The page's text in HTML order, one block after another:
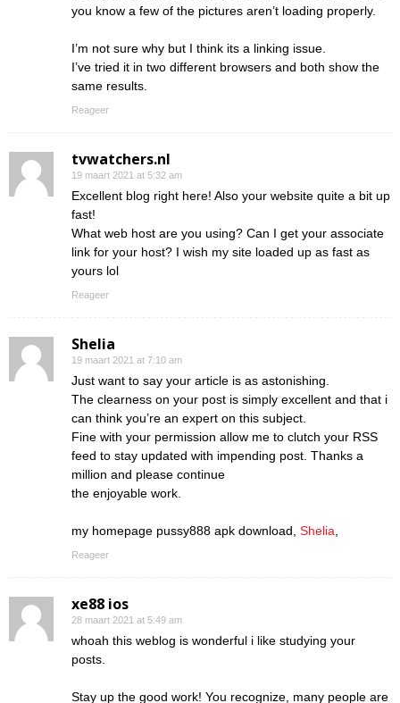
you know a few of the pictures aren’t loading properly.
I’m not sure why but I think its a linking issue.
I’ve tried it in two different browsers and both show the
same results.
Reageer
tvwatchers.nl
19 maart 2021 at 5:32 am
Excellent blog right here! Also your website quite a bit up
fast!
What web host are you using? Can I get your associate
link for your host? I wish my site loaded up as fast as
yours lol
Reageer
Shelia
19 maart 2021 at 7:10 am
Just want to say your article is as astonishing.
The clearness on your post is simply excellent and that i
can think you’re an expert on this subject.
Fine with your permission allow me to clutch your RSS
feed to stay updated with impending post. Thanks a
million and please continue
the enjoyable work.
my homepage pussy888 apk download, Shelia
Reageer
xe88 ios
28 maart 2021 at 5:49 am
whoah this weblog is wonderful i like studying your
posts.
Stay up the good work! You recognize, many people are